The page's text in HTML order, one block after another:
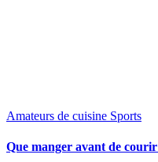
Amateurs de cuisine Sports
Que manger avant de